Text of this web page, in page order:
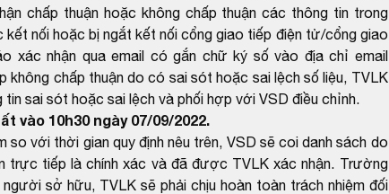
chấp thuận hoặc không chấp thuận các thông tin trong
nối hoặc bị ngắt kết nối cổng giao tiếp điện tử/cổng giao
xác nhận qua email có gắn chữ ký số vào địa chỉ email
không chấp thuận do có sai sót hoặc sai lệch số liệu, TVLK
sai sót hoặc sai lệch và phối hợp với VSD điều chỉnh.
vào 10h30 ngày 07/09/2022.
với thời gian quy định nêu trên, VSD sẽ coi danh sách do
tiếp là chính xác và đã được TVLK xác nhận. Trường
sở hữu, TVLK sẽ phải chịu hoàn toàn trách nhiệm đối